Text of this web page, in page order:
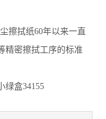
擦拭纸60年以来一直
精密擦拭工序的标准
绿盒34155